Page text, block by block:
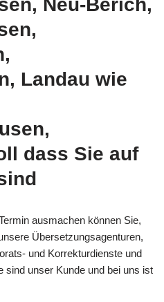
Neu-Berich,
Landau wie
dass Sie auf
ausmachen können Sie,
Übersetzungsagenturen,
und Korrekturdienste und
sind unser Kunde und bei uns ist